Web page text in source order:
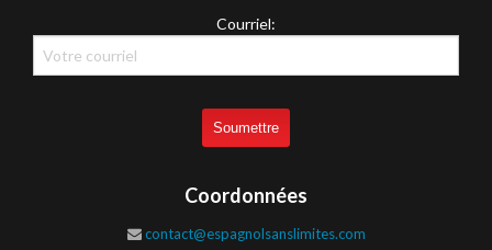
Courriel:
Coordonnées
contact@espagnolsanslimites.com